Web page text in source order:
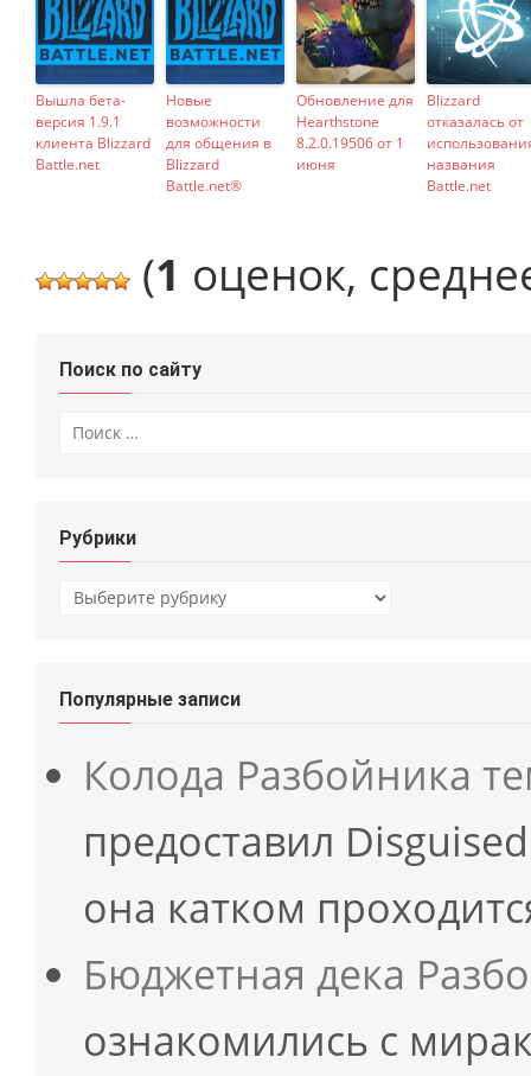
Вышла бета-
версия 1.9.1
клиента Blizzard
Battle.net
Новые
возможности
для общения в
Blizzard
Battle.net®
Обновление для
Hearthstone
8.2.0.19506 от 1
июня
Blizzard
отказалась от
названия
Battle.net
(1 оценок,
Поиск по сайту
Рубрики
Рубрики
Популярные записи
Колода Разбойника
предоставил
она катком
Бюджетная дека
ознакомились с